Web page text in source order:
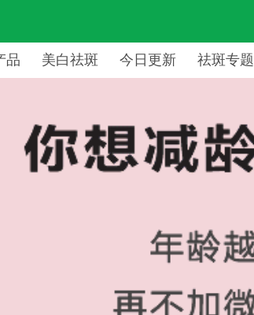
品 美白祛斑 今日更新 祛斑专题